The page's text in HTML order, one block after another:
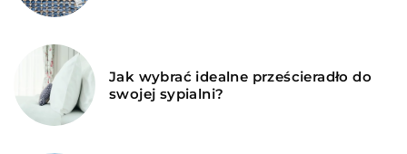
Jak wybrać idealne prześcieradło do
swojej sypialni?